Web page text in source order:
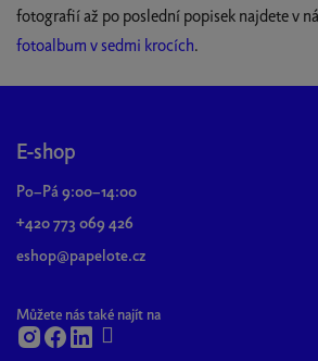
fotografií až po poslední popisek najdete v
fotoalbum v sedmi krocích.
E-shop
Po–Pá 9:00–14:00
+420 773 069 426
eshop@papelote.cz
Můžete nás také najít na